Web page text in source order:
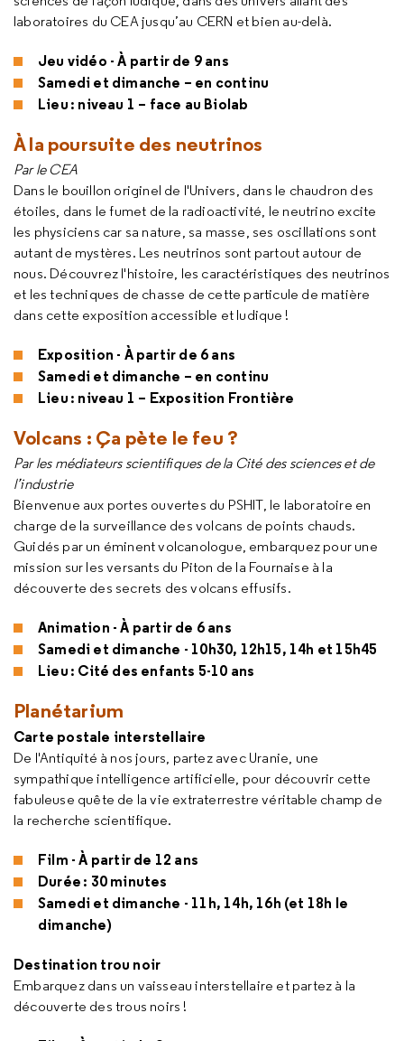
laboratoires du CEA jusqu’au CERN et bien au-delà.
Jeu vidéo - À partir de 9 ans
Samedi et dimanche – en continu
Lieu : niveau 1 – face au Biolab
À la poursuite des neutrinos
Par le CEA
Dans le bouillon originel de l'Univers, dans le chaudron des
étoiles, dans le fumet de la radioactivité, le neutrino excite
les physiciens car sa nature, sa masse, ses oscillations sont
autant de mystères. Les neutrinos sont partout autour de
nous. Découvrez l'histoire, les caractéristiques des neutrinos
et les techniques de chasse de cette particule de matière
dans cette exposition accessible et ludique !
Exposition - À partir de 6 ans
Samedi et dimanche – en continu
Lieu : niveau 1 – Exposition Frontière
Volcans : Ça pète le feu ?
Par les médiateurs scientifiques de la Cité des sciences et de
l’industrie
Bienvenue aux portes ouvertes du PSHIT, le laboratoire en
charge de la surveillance des volcans de points chauds.
Guidés par un éminent volcanologue, embarquez pour une
mission sur les versants du Piton de la Fournaise à la
découverte des secrets des volcans effusifs.
Animation - À partir de 6 ans
Samedi et dimanche - 10h30, 12h15, 14h et 15h45
Lieu : Cité des enfants 5-10 ans
Planétarium
Carte postale interstellaire
De l'Antiquité à nos jours, partez avec Uranie, une
sympathique intelligence artificielle, pour découvrir cette
fabuleuse quête de la vie extraterrestre véritable champ de
la recherche scientifique.
Film - À partir de 12 ans
Durée : 30 minutes
Samedi et dimanche - 11h, 14h, 16h (et 18h le
dimanche)
Destination trou noir
Embarquez dans un vaisseau interstellaire et partez à la
découverte des trous noirs !